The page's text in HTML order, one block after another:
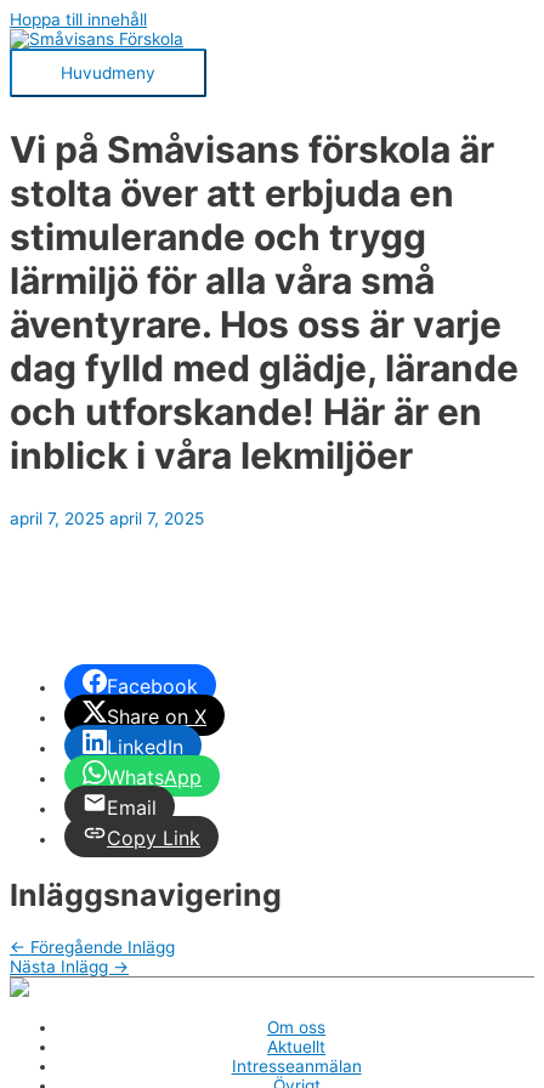
Hoppa till innehåll
Huvudmeny
Vi på Småvisans förskola är
stolta över att erbjuda en
stimulerande och trygg
lärmiljö för alla våra små
äventyrare. Hos oss är varje
dag fylld med glädje, lärande
och utforskande! Här är en
inblick i våra lekmiljöer
april 7, 2025 april 7, 2025
Facebook
Share on X
LinkedIn
WhatsApp
Email
Copy Link
Inläggsnavigering
← Föregående Inlägg
Nästa Inlägg →
Om oss
Aktuellt
Intresseanmälan